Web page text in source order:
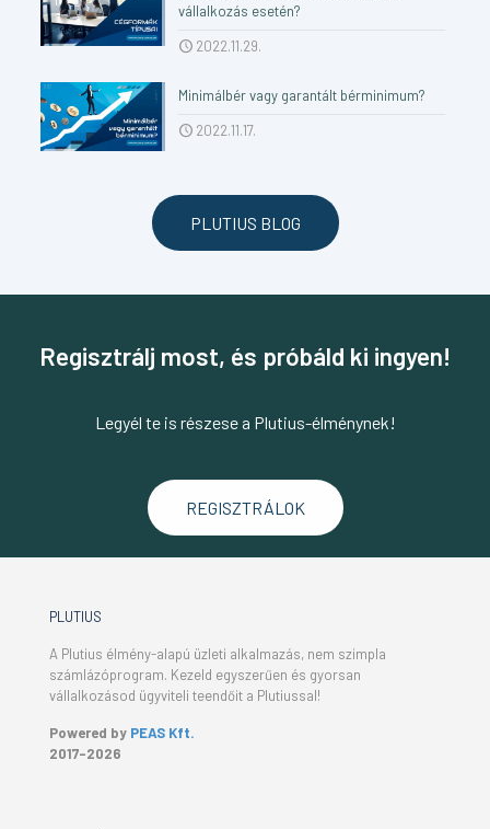
vállalkozás esetén?
2022.11.29.
Minimálbér vagy garantált bérminimum?
2022.11.17.
PLUTIUS BLOG
Regisztrálj most, és próbáld ki ingyen!
Legyél te is részese a Plutius-élménynek!
REGISZTRÁLOK
PLUTIUS
A Plutius élmény-alapú üzleti alkalmazás, nem szimpla
számlázóprogram. Kezeld egyszerűen és gyorsan
vállalkozásod ügyviteli teendőit a Plutiussal!
Powered by PEAS Kft.
2017-2026